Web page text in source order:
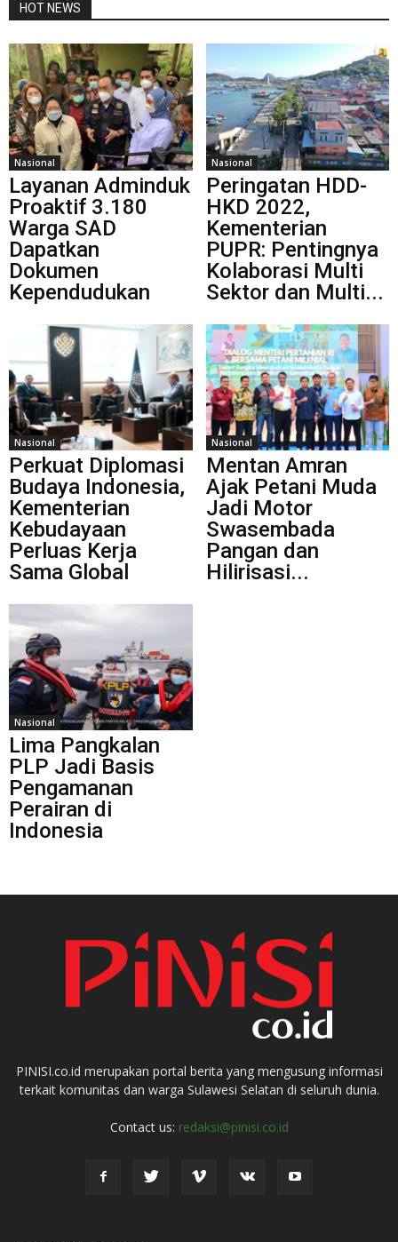
HOT NEWS
Nasional
Layanan Adminduk
Proaktif 3.180
Warga SAD
Dapatkan
Dokumen
Kependudukan
Nasional
Peringatan HDD-
HKD 2022,
Kementerian
PUPR: Pentingnya
Kolaborasi Multi
Sektor dan Multi...
Nasional
Perkuat Diplomasi
Budaya Indonesia,
Kementerian
Kebudayaan
Perluas Kerja
Sama Global
Nasional
Mentan Amran
Ajak Petani Muda
Jadi Motor
Swasembada
Pangan dan
Hilirisasi...
Nasional
Lima Pangkalan
PLP Jadi Basis
Pengamanan
Perairan di
Indonesia
PINISI.co.id merupakan portal berita yang mengusung informasi
terkait komunitas dan warga Sulawesi Selatan di seluruh dunia.
Contact us: redaksi@pinisi.co.id